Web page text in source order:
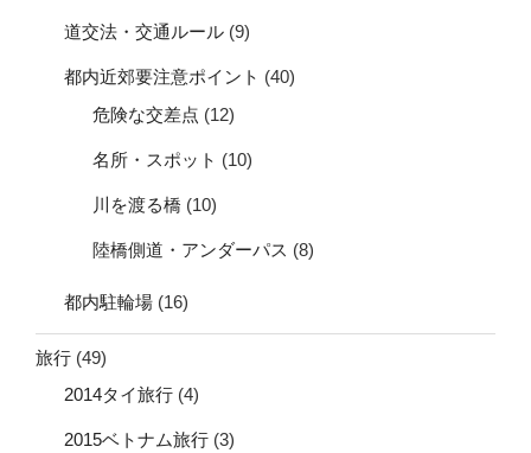
道交法・交通ルール (9)
都内近郊要注意ポイント (40)
危険な交差点 (12)
名所・スポット (10)
川を渡る橋 (10)
陸橋側道・アンダーパス (8)
都内駐輪場 (16)
旅行 (49)
2014タイ旅行 (4)
2015ベトナム旅行 (3)